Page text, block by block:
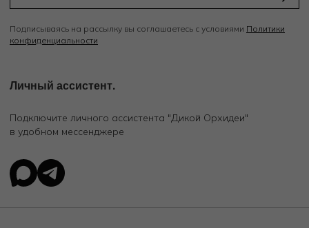
Подписываясь на рассылку вы соглашаетесь с условиями Политики
конфиденциальности
Личный ассистент.
Подключите личного ассистента "Дикой Орхидеи"
в удобном мессенджере